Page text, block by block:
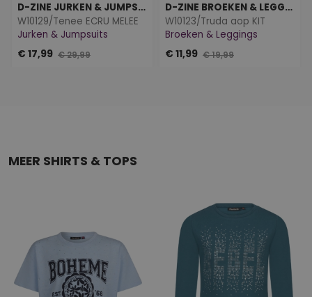
D-ZINE JURKEN & JUMPSUITS
W10129/Tenee ECRU MELEE
Jurken & Jumpsuits
€ 17,99 € 29,99
D-ZINE BROEKEN & LEGGINGS
W10123/Truda aop KIT
Broeken & Leggings
€ 11,99 € 19,99
MEER SHIRTS & TOPS